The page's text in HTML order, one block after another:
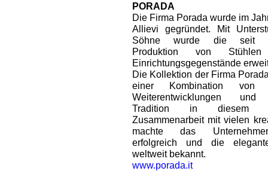
PORADA
Die Firma Porada wurde im
Allievi gegründet. Mit
Söhne wurde die seit
Produktion von
Einrichtungsgegenstände
Die Kollektion der Firma
einer Kombination von
Weiterentwicklungen und
Tradition in diesem
Zusammenarbeit mit vielen
machte das
erfolgreich und die
weltweit bekannt.
www.porada.it